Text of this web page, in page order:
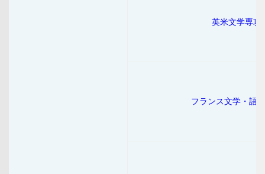
英米文学専攻
フランス文学・語